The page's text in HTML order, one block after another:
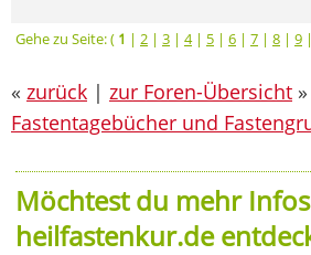
Gehe zu Seite: ( 1 | 2 | 3 | 4| 5 | 6 | 7 | 8 | 9 |
« zurück | zur Foren-Übersicht »
Fastentagebücher und
Möchtest du mehr
heilfastenkur.de